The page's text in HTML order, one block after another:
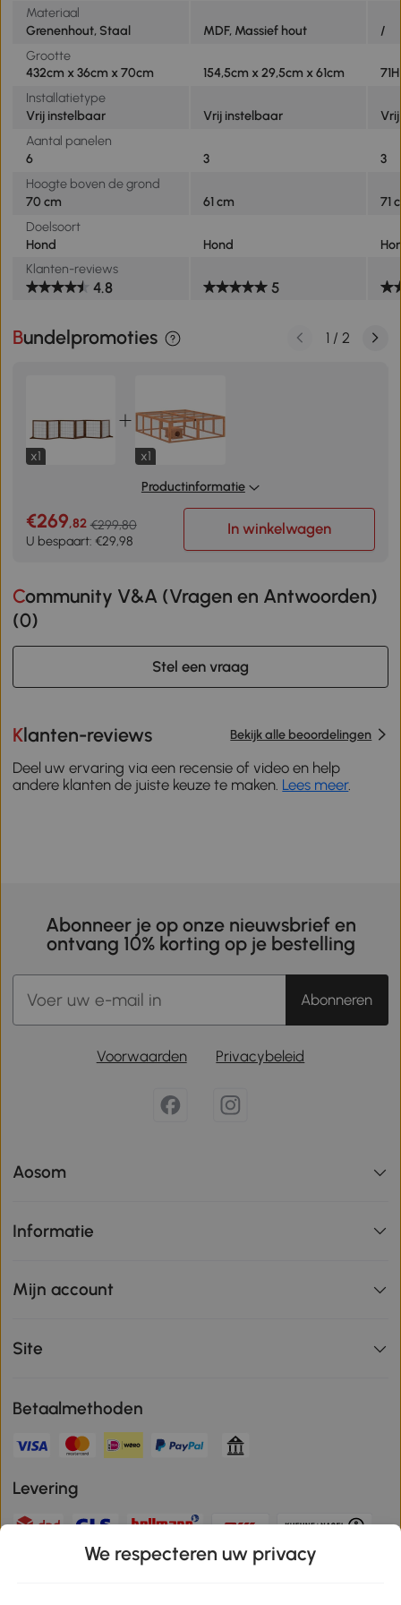
Materiaal
Grenenhout, Staal
MDF, Massief hout
/
Grootte
432cm x 36cm x 70cm
154,5cm x 29,5cm x 61cm
Installatietype
Vrij instelbaar
Vrij instelbaar
Aantal panelen
6
3
3
Hoogte boven de grond
70 cm
61 cm
71
Doelsoort
Hond
Hond
Klanten-reviews
4.8 5
Bundelpromoties
x1
x1
Productinformatie
€269,82 €299,80
U bespaart: €29,98
In winkelwagen
1 / 2
Community V&A (Vragen en Antwoorden)
(0)
Stel een vraag
Klanten-reviews Bekijk alle beoordelingen
Deel uw ervaring via een recensie of video en help
andere klanten de juiste keuze te maken. Lees meer.
Abonneer je op onze nieuwsbrief en
ontvang 10% korting op je bestelling
Abonneren
Voorwaarden Privacybeleid
Aosom
Informatie
Mijn account
Site
Betaalmethoden
Levering
We respecteren uw privacy